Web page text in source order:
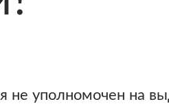
не уполномочен на